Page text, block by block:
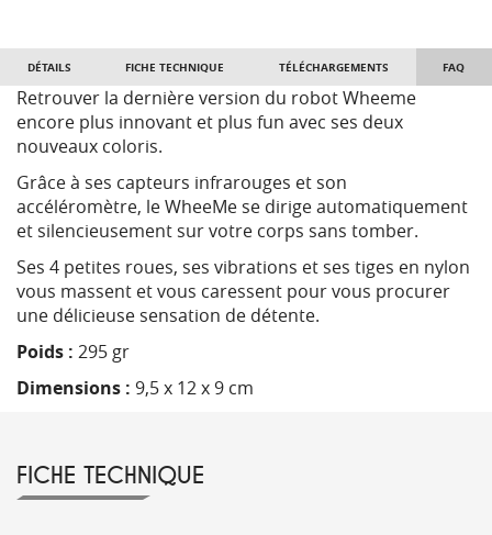
DÉTAILS FICHE TECHNIQUE TÉLÉCHARGEMENTS FAQ
Retrouver la dernière version du robot Wheeme
encore plus innovant et plus fun avec ses deux
nouveaux coloris.
Grâce à ses capteurs infrarouges et son
accéléromètre, le WheeMe se dirige automatiquement
et silencieusement sur votre corps sans tomber.
Ses 4 petites roues, ses vibrations et ses tiges en nylon
vous massent et vous caressent pour vous procurer
une délicieuse sensation de détente.
Poids : 295 gr
Dimensions : 9,5 x 12 x 9 cm
FICHE TECHNIQUE